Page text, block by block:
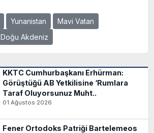
Yunanistan
Mavi Vatan
Doğu Akdeniz
KKTC Cumhurbaşkanı Erhürman:
Görüştüğü AB Yetkilisine ‘Rumlara
Taraf Oluyorsunuz Muht..
01 Ağustos 2026
Fener Ortodoks Patriği Bartelemeos